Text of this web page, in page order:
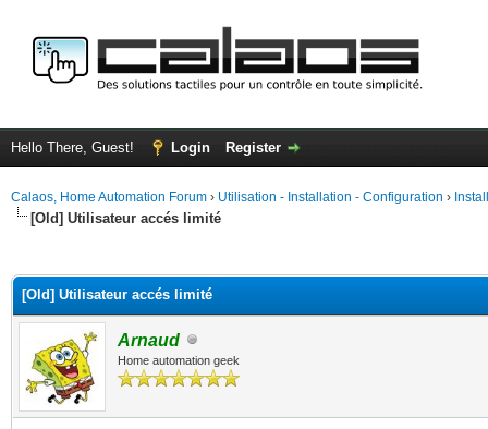
Hello There, Guest! Login Register
Calaos, Home Automation Forum › Utilisation - Installation - Configuration ›
[Old] Utilisateur accés limité
[Old] Utilisateur accés limité
Arnaud
Home automation geek